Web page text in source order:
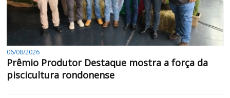
06/08/2026
Prêmio Produtor Destaque mostra a força da
piscicultura rondonense